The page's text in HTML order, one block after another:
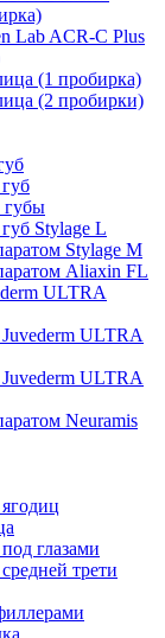
Lab ACR-C Plus
(1 пробирка)
(2 пробирки)
губы
Stylage L
Stylage M
Aliaxin FL
ULTRA
ULTRA
ULTRA
Neuramis
глазами
трети